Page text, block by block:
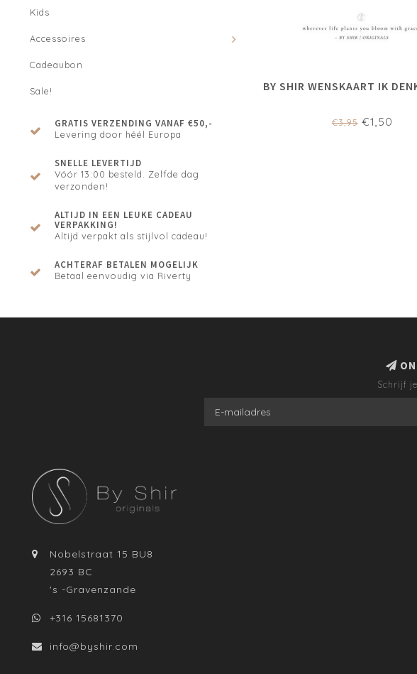
Kids
Accessoires
Cadeaubon
Sale!
GRATIS VERZENDING VANAF €50,-
Levering door héél Europa
SNELLE LEVERTIJD
Vóór 13:00 besteld. Zelfde dag
verzonden!
ALTIJD IN EEN LEUKE CADEAU
VERPAKKING!
Altijd verpakt als stijlvol cadeau!
ACHTERAF BETALEN MOGELIJK
Betaal eenvoudig via Riverty
BY SHIR WENSKAART IK
€3,95€1,50
Schrijf
Nobelstraat 15 BU8
2693 BC
's -Gravenzande
+316 15681370
info@byshir.com